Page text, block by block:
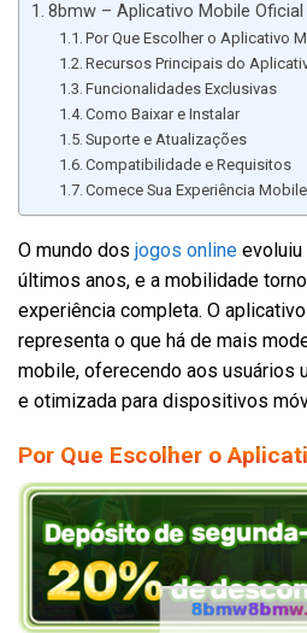
8bmw – Aplicativo Mobile Oficial
Por Que Escolher o Aplicativo
Recursos Principais do
Funcionalidades Exclusivas
Como Baixar e Instalar
Suporte e Atualizações
Compatibilidade e Requisitos
Comece Sua Experiência
O mundo dos jogos online
últimos anos, e a mobilidade
experiência completa. O
representa o que há de mais
mobile, oferecendo aos usuários
e otimizada para dispositivos
Por Que Escolher o